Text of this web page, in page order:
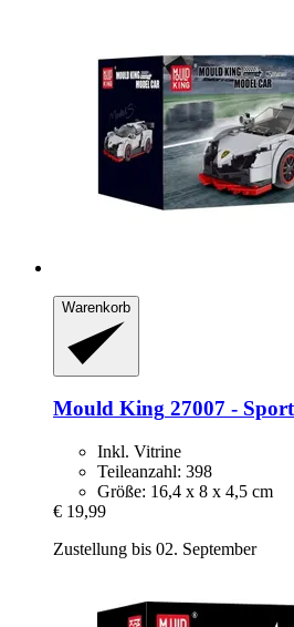
Warenkorb
Mould King 27007 -​
Inkl. Vitrine
Teileanzahl: 398
Größe: 16,4 x 8 x 4,5 cm
€ 19,99
Zustellung bis 02. September